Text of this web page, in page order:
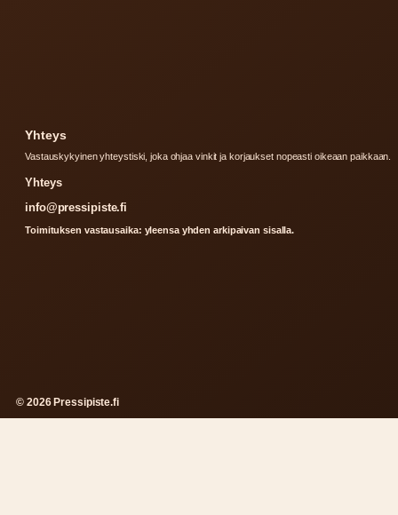
Yhteys
Vastauskykyinen yhteystiski, joka ohjaa vinkit ja korjaukset nopeasti oikeaan paikkaan.
Yhteys
info@pressipiste.fi
Toimituksen vastausaika: yleensa yhden arkipaivan sisalla.
© 2026 Pressipiste.fi